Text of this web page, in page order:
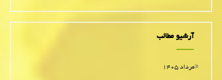
آرشیو مطالب
مرداد ۱۴۰۵